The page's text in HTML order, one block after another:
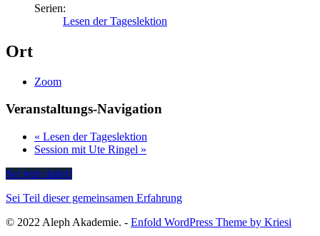
Serien:
Lesen der Tageslektion
Ort
Zoom
Veranstaltungs-Navigation
« Lesen der Tageslektion
Session mit Ute Ringel »
Sei jetzt dabei!
Sei Teil dieser gemeinsamen Erfahrung
© 2022 Aleph Akademie. - Enfold WordPress Theme by Kriesi